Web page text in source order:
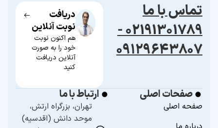
تماس با ما
02191301789 -
۰۹۱۲۹۶۴۳۸۰۷
دریافت
نوبت آنلاین
هم اکنون نوبت
خود را به صورت
آنلاین دریافت
کنید
صفحات اصلی
صفحه اصلی
ارتباط با ما
تهران، بزرگراه ارتش،
موحد دانش (اقدسیه)